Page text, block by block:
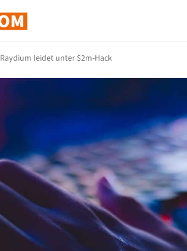
Raydium leidet unter $2m-Hack